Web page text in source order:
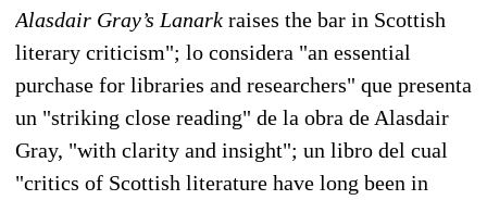
Alasdair Gray’s Lanark raises the bar in Scottish
literary criticism"; lo considera "an essential
purchase for libraries and researchers" que presenta
un "striking close reading" de la obra de Alasdair
Gray, "with clarity and insight"; un libro del cual
"critics of Scottish literature have long been in